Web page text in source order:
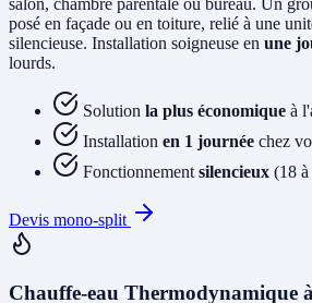
salon, chambre parentale ou bureau. Un
posé en façade ou en toiture, relié à une
silencieuse. Installation soigneuse en une
lourds.
Solution la plus économique à
Installation en 1 journée chez
Fonctionnement silencieux (18
Devis mono-split
Chauffe-eau Thermodynamique